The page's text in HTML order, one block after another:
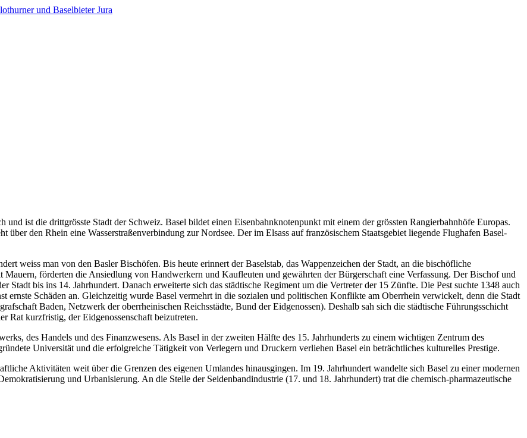
ist die drittgrösste Stadt der Schweiz. Basel bildet einen Eisenbahnknotenpunkt mit einem der grössten Rangierbahnhöfe Europas.
den Rhein eine Wasserstraßenverbindung zur Nordsee. Der im Elsass auf französischem Staatsgebiet liegende Flughafen Basel-
weiss man von den Basler Bischöfen. Bis heute erinnert der Baselstab, das Wappenzeichen der Stadt, an die bischöfliche
Mauern, förderten die Ansiedlung von Handwerkern und Kaufleuten und gewährten der Bürgerschaft eine Verfassung. Der Bischof und
Stadt bis ins 14. Jahrhundert. Danach erweiterte sich das städtische Regiment um die Vertreter der 15 Zünfte. Die Pest suchte 1348 auch
ernste Schäden an. Gleichzeitig wurde Basel vermehrt in die sozialen und politischen Konflikte am Oberrhein verwickelt, denn die Stadt
Baden, Netzwerk der oberrheinischen Reichsstädte, Bund der Eidgenossen). Deshalb sah sich die städtische Führungsschicht
Rat kurzfristig, der Eidgenossenschaft beizutreten.
des Handels und des Finanzwesens. Als Basel in der zweiten Hälfte des 15. Jahrhunderts zu einem wichtigen Zentrum des
Universität und die erfolgreiche Tätigkeit von Verlegern und Druckern verliehen Basel ein beträchtliches kulturelles Prestige.
Aktivitäten weit über die Grenzen des eigenen Umlandes hinausgingen. Im 19. Jahrhundert wandelte sich Basel zu einer modernen
und Urbanisierung. An die Stelle der Seidenbandindustrie (17. und 18. Jahrhundert) trat die chemisch-pharmazeutische